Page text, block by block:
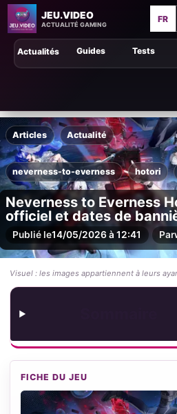
JEU.VIDEO
ACTUALITÉ GAMING
FR
Guides Tests
Actualités
Articles Actualité
neverness-to-everness hotori
Neverness to Everness
officiel et dates de
Publié le14/05/2026 à 12:41 Par
Visuel : les images appartiennent à leurs
FICHE DU JEU